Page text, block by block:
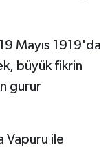
Mayıs 1919'da
büyük fikrin
gurur
Vapuru ile